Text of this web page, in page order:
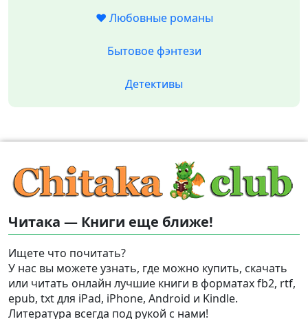
❤️ Любовные романы
Бытовое фэнтези
Детективы
Читака — Книги еще ближе!
Ищете что почитать?
У нас вы можете узнать, где можно купить, скачать
или читать онлайн лучшие книги в форматах fb2, rtf,
epub, txt для iPad, iPhone, Android и Kindle.
Литература всегда под рукой с нами!